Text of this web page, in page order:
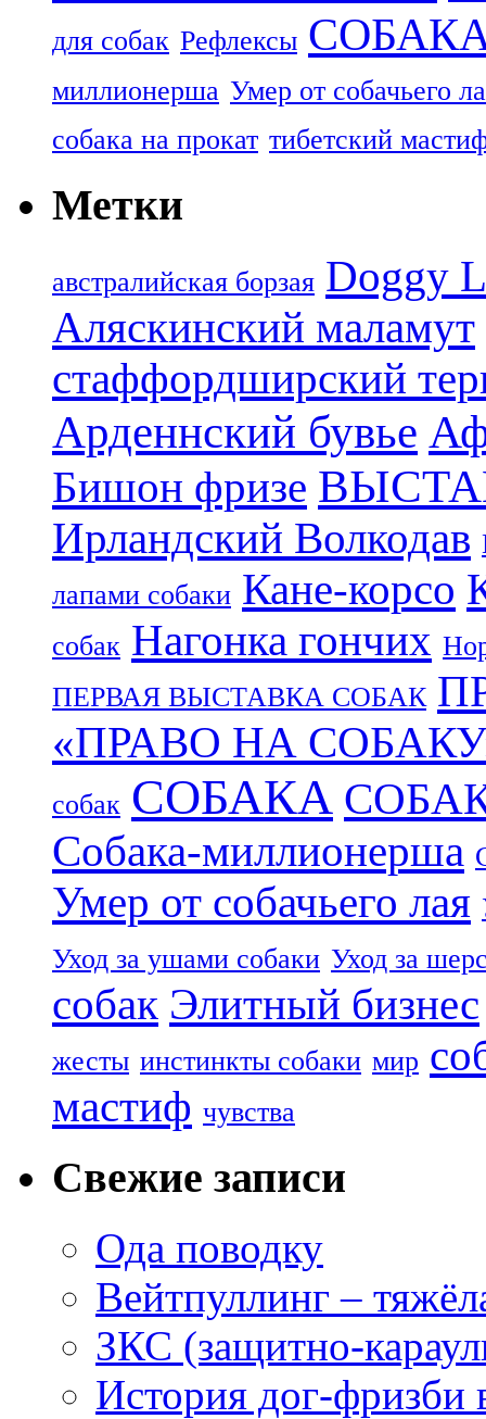
для собак Рефлексы
миллионерша Умер от собачьего
собака на прокат тибетский
Метки
aвстралийская борзая Doggy
Аляскинский маламут
стаффордширский
Арденнский бувье
Бишон фризе
Ирландский Волкодав
лапами собаки Кане-корсо
собак Нагонка гончих
ПЕРВАЯ ВЫСТАВКА СОБАК
«ПРАВО НА
собак СОБАКА
Собака-миллионерша
Умер от собачьего лая
Уход за ушами собаки Уход за
собак Элитный бизнес
жесты инстинкты собаки мир
мастиф чувства
Свежие записи
Ода поводку
Вейтпуллинг –
ЗКС (защитно-
История дог-фризби